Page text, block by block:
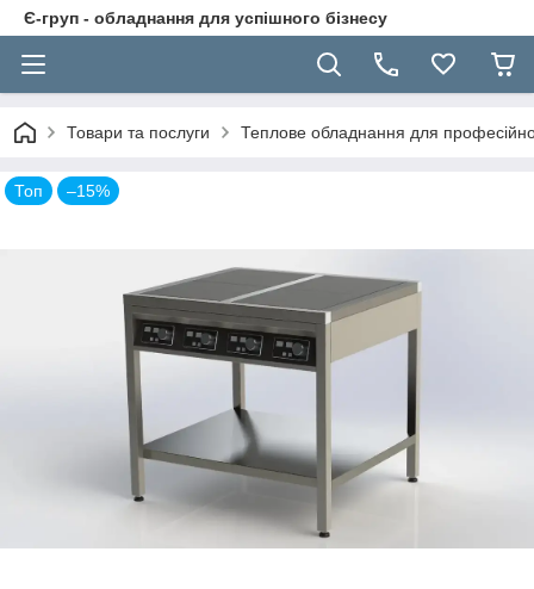
Є-груп - обладнання для успішного бізнесу
Товари та послуги Теплове обладнання для
Топ –15%